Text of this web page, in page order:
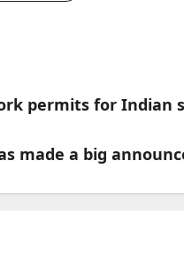
permits for Indian
made a big